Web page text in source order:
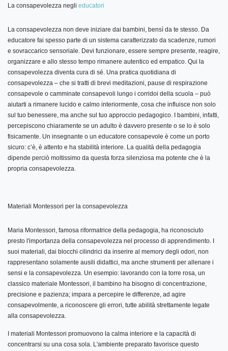
La consapevolezza negli educatori
La consapevolezza non deve iniziare dai bambini, bensì da te stesso. Da
educatore fai spesso parte di un sistema caratterizzato da scadenze, rumori
e sovraccarico sensoriale. Devi funzionare, essere sempre presente, reagire,
organizzare e allo stesso tempo rimanere autentico ed empatico. Qui la
consapevolezza diventa cura di sé. Una pratica quotidiana di
consapevolezza – che si tratti di brevi meditazioni, pause di respirazione
consapevole o camminate consapevoli lungo i corridoi della scuola – può
aiutarti a rimanere lucido e calmo interiormente, cosa che influisce non solo
sul tuo benessere, ma anche sul tuo approccio pedagogico. I bambini, infatti,
percepiscono chiaramente se un adulto è davvero presente o se lo è solo
fisicamente. Un insegnante o un educatore consapevole è come un porto
sicuro: c’è, è attento e ha stabilità interiore. La qualità della pedagogia
dipende perciò moltissimo da questa forza silenziosa ma potente che è la
propria consapevolezza.
Materiali Montessori per la consapevolezza
Maria Montessori, famosa riformatrice della pedagogia, ha riconosciuto
presto l'importanza della consapevolezza nel processo di apprendimento. I
suoi materiali, dai blocchi cilindrici da inserire al memory degli odori, non
rappresentano solamente ausili didattici, ma anche strumenti per allenare i
sensi e la consapevolezza. Un esempio: lavorando con la torre rosa, un
classico materiale Montessori, il bambino ha bisogno di concentrazione,
precisione e pazienza; impara a percepire le differenze, ad agire
consapevolmente, a riconoscere gli errori, tutte abilità strettamente legate
alla consapevolezza.
I materiali Montessori promuovono la calma interiore e la capacità di
concentrarsi su una cosa sola. L'ambiente preparato favorisce questo